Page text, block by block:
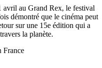
avril au Grand Rex, le festival
démontré que le cinéma peut
sur une 15e édition qui a
la planète.
France